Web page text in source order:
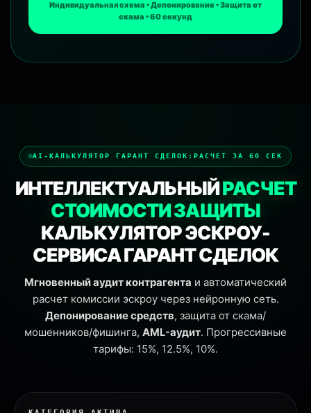
Индивидуальная схема • Депонирование • Защита от
скама • 60 секунд
эскроу сервис, гарант сделок, безопасная сделка,
AI-КАЛЬКУЛЯТОР ГАРАНТ СДЕЛОК: РАСЧЕТ ЗА 60 СЕК
ИНТЕЛЛЕКТУАЛЬНЫЙРАСЧЕТ
СТОИМОСТИ ЗАЩИТЫ
КАЛЬКУЛЯТОР ЭСКРОУ-
СЕРВИСА ГАРАНТ СДЕЛОК
Мгновенный аудит контрагента и автоматический
расчет комиссии эскроу через нейронную сеть.
Депонирование средств, защита от скама/
мошенников/фишинга, AML-аудит. Прогрессивные
тарифы: 15%, 12.5%, 10%.